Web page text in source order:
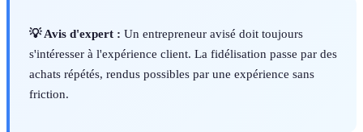
💡 Avis d'expert : Un entrepreneur avisé doit toujours
s'intéresser à l'expérience client. La fidélisation passe par des
achats répétés, rendus possibles par une expérience sans
friction.